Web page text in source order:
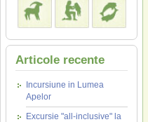
Articole recente
Incursiune in Lumea
Apelor
Excursie "all-inclusive" la